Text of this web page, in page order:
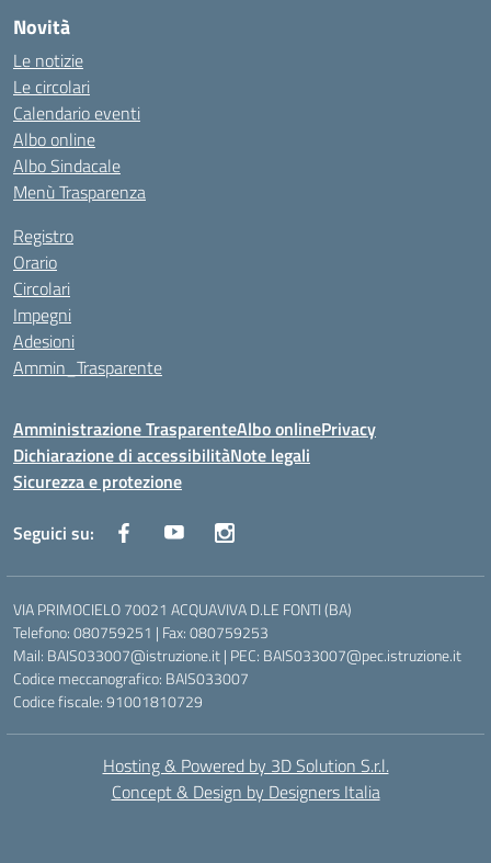
Novità
Le notizie
Le circolari
Calendario eventi
Albo online
Albo Sindacale
Menù Trasparenza
Registro
Orario
Circolari
Impegni
Adesioni
Ammin_Trasparente
Amministrazione TrasparenteAlbo onlinePrivacy
Dichiarazione di accessibilitàNote legali
Sicurezza e protezione
Seguici su:
VIA PRIMOCIELO 70021 ACQUAVIVA D.LE FONTI (BA)
Telefono: 080759251 | Fax: 080759253
Mail: BAIS033007@istruzione.it | PEC: BAIS033007@pec.istruzione.it
Codice meccanografico: BAIS033007
Codice fiscale: 91001810729
Hosting & Powered by 3D Solution S.r.l.
Concept & Design by Designers Italia